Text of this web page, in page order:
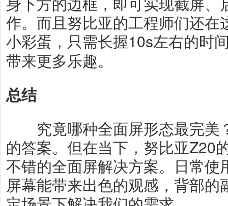
作。而且努比亚的工程师们还在
小彩蛋，只需长握10s左右的时
带来更多乐趣。
总结
究竟哪种全面屏形态最完美
的答案。但在当下，努比亚Z20
不错的全面屏解决方案。日常使
屏幕能带来出色的观感，背部